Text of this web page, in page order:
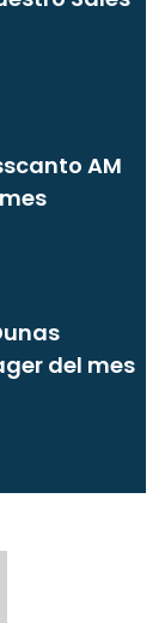
AM
del mes